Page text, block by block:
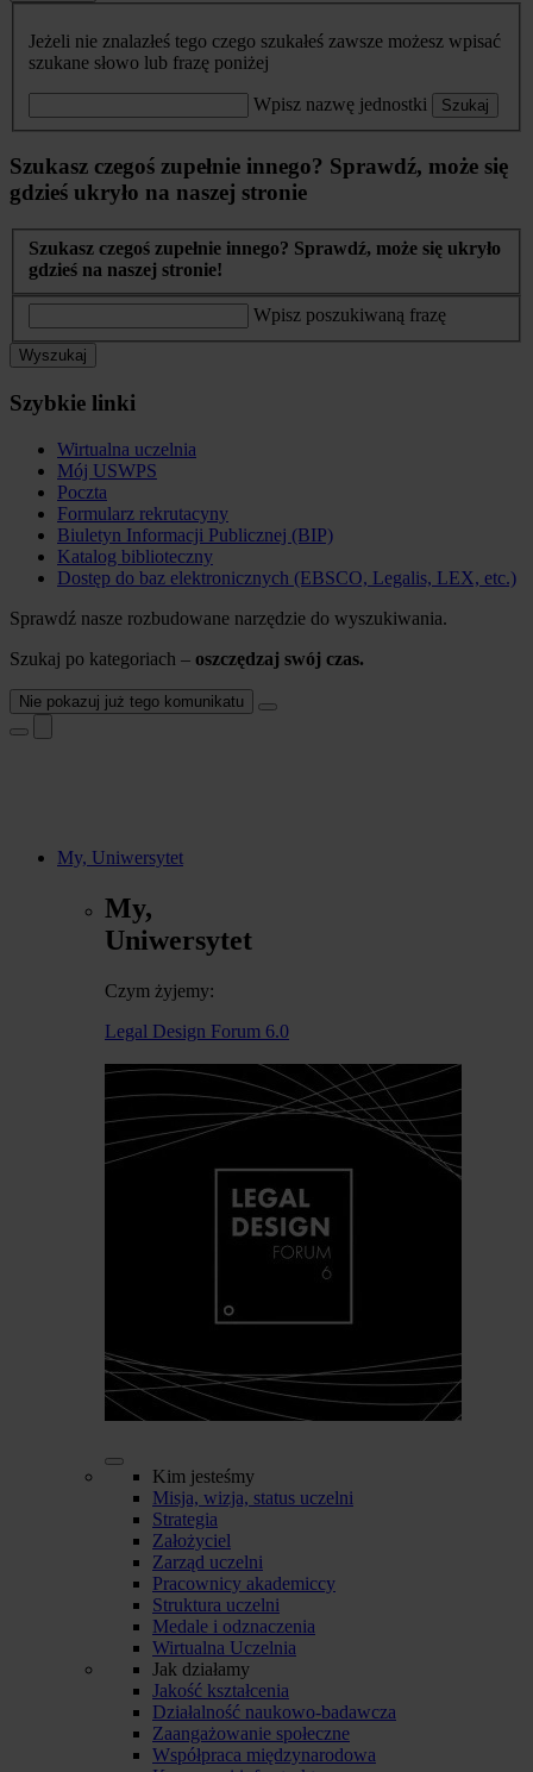
Jeżeli nie znalazłeś tego czego szukałeś zawsze możesz wpisać
szukane słowo lub frazę poniżej
Wpisz nazwę jednostki Szukaj
Szukasz czegoś zupełnie innego? Sprawdź, może się
gdzieś ukryło na naszej stronie
Szukasz czegoś zupełnie innego? Sprawdź, może się ukryło
gdzieś na naszej stronie!
Wpisz poszukiwaną frazę
Wyszukaj
Szybkie linki
Wirtualna uczelnia
Mój USWPS
Poczta
Formularz rekrutacyny
Biuletyn Informacji Publicznej (BIP)
Katalog biblioteczny
Dostęp do baz elektronicznych (EBSCO, Legalis, LEX, etc.)
Sprawdź nasze rozbudowane narzędzie do wyszukiwania.
Szukaj po kategoriach – oszczędzaj swój czas.
Nie pokazuj już tego komunikatu
My, Uniwersytet
My,
Uniwersytet
Czym żyjemy:
Legal Design Forum 6.0
Kim jesteśmy
Misja, wizja, status uczelni
Strategia
Założyciel
Zarząd uczelni
Pracownicy akademiccy
Struktura uczelni
Medale i odznaczenia
Wirtualna Uczelnia
Jak działamy
Jakość kształcenia
Działalność naukowo-badawcza
Zaangażowanie społeczne
Współpraca międzynarodowa